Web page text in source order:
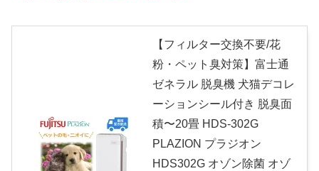
【フィルター交換不要/花
粉・ペット臭対策】富士通
ゼネラル 脱臭機 犬猫デコレ
ーションシール付き 脱臭面
積〜20畳 HDS-302G
PLAZION プラジオン
HDS302G オゾン除菌 オゾ